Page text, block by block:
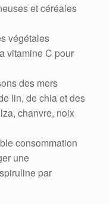
et céréales
végétales
vitamine C pour
des mers
lin, de chia et des
chanvre, noix
consommation
une
par